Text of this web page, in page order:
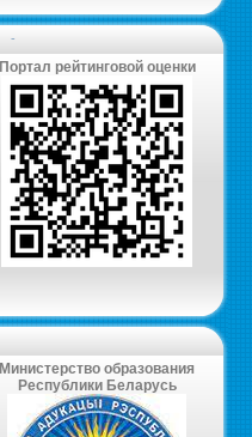
-
Портал рейтинговой оценки
Министерство образования
Республики Беларусь